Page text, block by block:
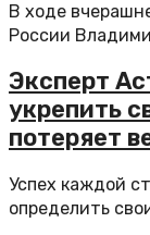
В ходе
России
Эксперт
укрепить
потеряет
Успех каждой
определить